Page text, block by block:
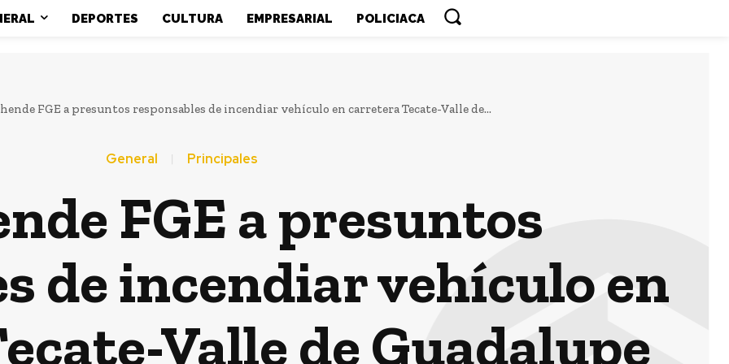
DEPORTES CULTURA EMPRESARIAL POLICIACA
FGE a presuntos responsables de incendiar vehículo en carretera Tecate-Valle de...
General Principales
FGE a presuntos
de incendiar vehículo en
Valle de Guadalupe